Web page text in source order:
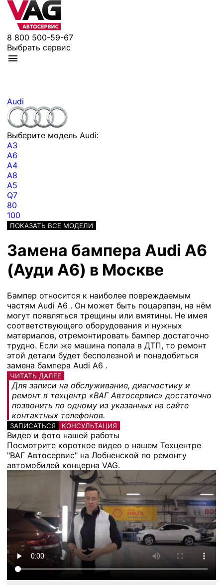
8 800 500-59-67
Выбрать сервис
Audi
Выберите модель Audi:
A3
A6
A4
A8
A5
Q7
80
100
ПОКАЗАТЬ ВСЕ МОДЕЛИ
Замена бампера Audi A6
(Ауди А6) в Москве
Бампер относится к наиболее повреждаемым
частям Audi A6 . Он может быть поцарапан, на нём
могут появляться трещины или вмятины. Не имея
соответствующего оборудования и нужных
материалов, отремонтировать бампер достаточно
трудно. Если же машина попала в ДТП, то ремонт
этой детали будет бесполезной и понадобиться
замена бампера Audi A6 .
ЧИТАТЬ ДАЛЕЕ
Для записи на обслуживание, диагностику и
ремонт в техцентр «ВАГ Автосервис» достаточно
позвонить по одному из указанных на сайте
контактных телефонов.
ЗАПИСАТЬСЯ КОНСУЛЬТАЦИЯ
Видео и фото нашей работы
Посмотрите короткое видео о нашем Техцентре
"ВАГ Автосервис" на Лобненской по ремонту
автомобилей концерна VAG.